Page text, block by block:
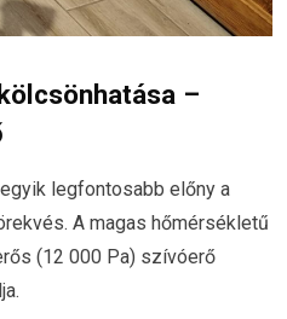
–
legfontosabb előny a
A magas hőmérsékletű
(12 000 Pa) szívóerő